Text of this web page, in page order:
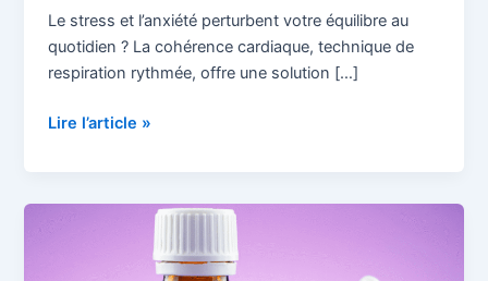
Le stress et l’anxiété perturbent votre équilibre au
quotidien ? La cohérence cardiaque, technique de
respiration rythmée, offre une solution […]
Lire l’article »
l’homéopathie